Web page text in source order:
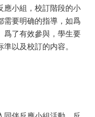
應小組，校訂階段的小
需要明确的指導，如爲
爲了有效參與，學生要
以及校訂的内容。